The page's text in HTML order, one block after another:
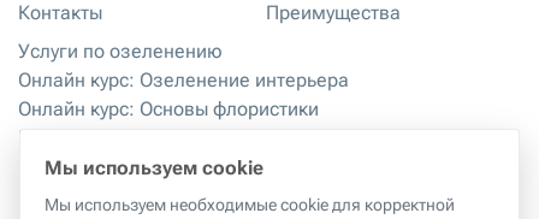
Контакты
Преимущества
Услуги по озеленению
Онлайн курс: Озеленение интерьера
Онлайн курс: Основы флористики
Правила хранения и эксплуатации
Мы используем cookie
Мы используем необходимые cookie для корректной